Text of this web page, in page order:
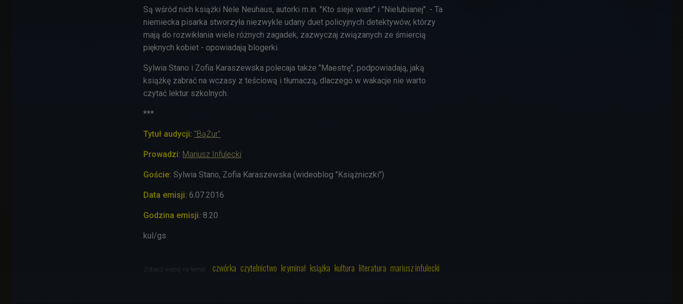
Są wśród nich książki Nele Neuhaus, autorki m.in. "Kto sieje wiatr" i "Nielubianej". - Ta
niemiecka pisarka stworzyła niezwykle udany duet policyjnych detektywów, którzy
mają do rozwikłania wiele różnych zagadek, zazwyczaj związanych ze śmiercią
pięknych kobiet - opowiadają blogerki.
Sylwia Stano i Zofia Karaszewska polecaja także "Maestrę", podpowiadają, jaką
książkę zabrać na wczasy z teściową i tłumaczą, dlaczego w wakacje nie warto
czytać lektur szkolnych.
***
Tytuł audycji: "BąŻur"
Prowadzi: Mariusz Infulecki
Goście: Sylwia Stano, Zofia Karaszewska (wideoblog "Książniczki")
Data emisji: 6.07.2016
Godzina emisji:8.20
kul/gs
Zobacz więcej na temat: czwórka czytelnictwo kryminał książka kultura literatura mariusz infulecki